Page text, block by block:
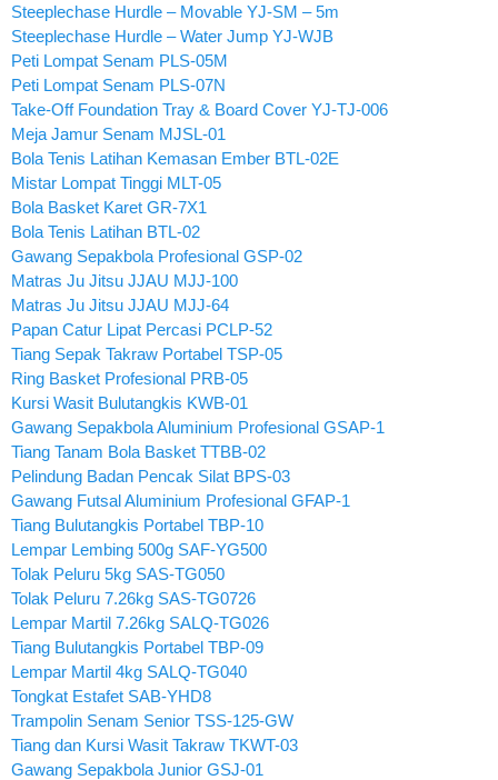
Steeplechase Hurdle – Movable YJ-SM – 5m
Steeplechase Hurdle – Water Jump YJ-WJB
Peti Lompat Senam PLS-05M
Peti Lompat Senam PLS-07N
Take-Off Foundation Tray & Board Cover YJ-TJ-006
Meja Jamur Senam MJSL-01
Bola Tenis Latihan Kemasan Ember BTL-02E
Mistar Lompat Tinggi MLT-05
Bola Basket Karet GR-7X1
Bola Tenis Latihan BTL-02
Gawang Sepakbola Profesional GSP-02
Matras Ju Jitsu JJAU MJJ-100
Matras Ju Jitsu JJAU MJJ-64
Papan Catur Lipat Percasi PCLP-52
Tiang Sepak Takraw Portabel TSP-05
Ring Basket Profesional PRB-05
Kursi Wasit Bulutangkis KWB-01
Gawang Sepakbola Aluminium Profesional GSAP-1
Tiang Tanam Bola Basket TTBB-02
Pelindung Badan Pencak Silat BPS-03
Gawang Futsal Aluminium Profesional GFAP-1
Tiang Bulutangkis Portabel TBP-10
Lempar Lembing 500g SAF-YG500
Tolak Peluru 5kg SAS-TG050
Tolak Peluru 7.26kg SAS-TG0726
Lempar Martil 7.26kg SALQ-TG026
Tiang Bulutangkis Portabel TBP-09
Lempar Martil 4kg SALQ-TG040
Tongkat Estafet SAB-YHD8
Trampolin Senam Senior TSS-125-GW
Tiang dan Kursi Wasit Takraw TKWT-03
Gawang Sepakbola Junior GSJ-01